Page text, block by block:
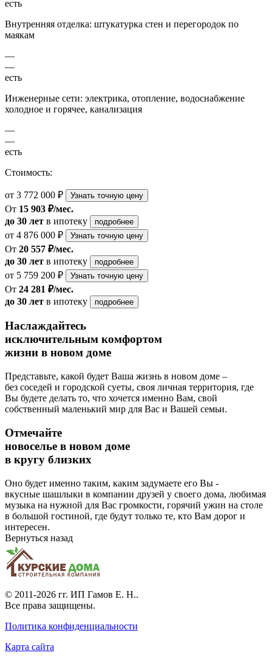
есть
Внутренняя отделка: штукатурка стен и перегородок по
маякам
—
—
есть
Инженерные сети: электрика, отопление, водоснабжение
холодное и горячее, канализация
—
—
есть
Стоимость:
от 3 772 000 ₽ Узнать точную цену
От 15 903 ₽/мес.
до 30 лет в ипотеку подробнее
от 4 876 000 ₽ Узнать точную цену
От 20 557 ₽/мес.
до 30 лет в ипотеку подробнее
от 5 759 200 ₽ Узнать точную цену
От 24 281 ₽/мес.
до 30 лет в ипотеку подробнее
Наслаждайтесь
исключительным комфортом
жизни в новом доме
Представьте, какой будет Ваша жизнь в новом доме –
без соседей и городской суеты, своя личная территория, где
Вы будете делать то, что хочется именно Вам, свой
собственный маленький мир для Вас и Вашей семьи.
Отмечайте
новоселье в новом доме
в кругу близких
Оно будет именно таким, каким задумаете его Вы -
вкусные шашлыки в компании друзей у своего дома, любимая
музыка на нужной для Вас громкости, горячий ужин на столе
в большой гостиной, где будут только те, кто Вам дорог и
интересен.
Вернуться назад
© 2011-2026 гг. ИП Гамов Е. Н..
Все права защищены.
Политика конфиденциальности
Карта сайта